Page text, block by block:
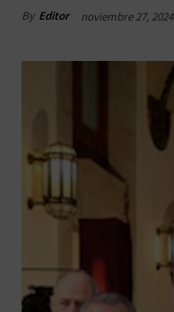
By Editor noviembre 27, 2024